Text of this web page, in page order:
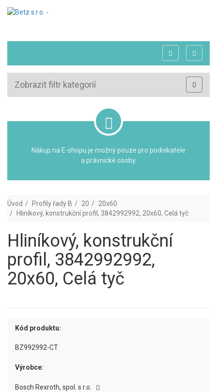
Zobrazit filtr kategorií
Nákup na E-shopu je možný pouze pro podnikatele
a právnické osoby.
Úvod Profily řady B 20
20x60
Hliníkový, konstrukční profil, 3842992992, 20x60, Celá tyč
Hliníkový, konstrukční
profil, 3842992992,
20x60, Celá tyč
Kód produktu:
BZ992992-CT
Výrobce:
Bosch Rexroth, spol. s r.o.